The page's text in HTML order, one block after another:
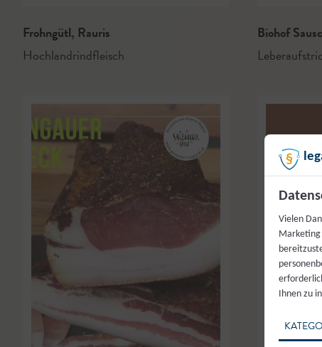
Frohngütl, Rauris
Hochlandrindfleisch
Biohof
Vielen
Marketing
Ihnen zu